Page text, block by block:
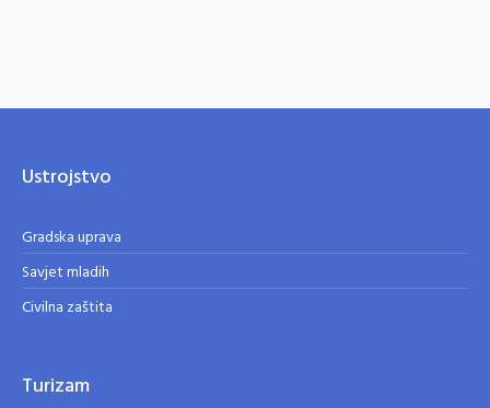
Ustrojstvo
Gradska uprava
Savjet mladih
Civilna zaštita
Turizam